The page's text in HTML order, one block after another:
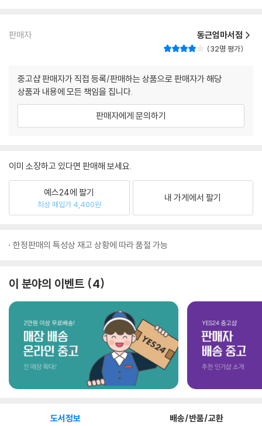
판매자 동근엄마서점
32명 평가
중고샵 판매자가 직접 등록/판매하는 상품으로 판매자가 해당
상품과 내용에 모든 책임을 집니다.
판매자에게 문의하기
이미 소장하고 있다면 판매해 보세요.
예스24에 팔기
최상 매입가 4,400원
내 가게에서 팔기
한정판매의 특성상 재고 상황에 따라 품절 가능
이 분야의 이벤트 4
도서정보 배송/반품/교환